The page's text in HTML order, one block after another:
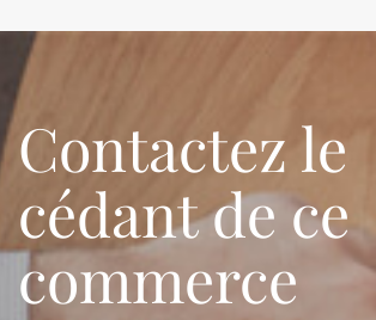
Contactez le
cédant de ce
commerce